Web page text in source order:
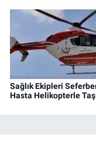
Sağlık Ekipleri
Hasta Helikopterle